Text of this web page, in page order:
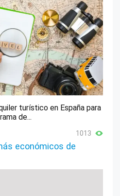
turístico en España para
de...
1013
económicos de